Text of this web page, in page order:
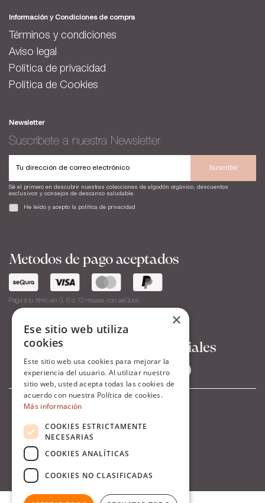
Información y Condiciones de compra
Términos y condiciones
Aviso legal
Política de privacidad
Política de Cookies
Newsletter
Suscríbete a nuestra Newsletter
Suscribir
Sé el primero en descubrir nuestras colecciones de algodón orgánico, descuentos
exclusivos y consejos de descanso saludable.
He leído y acepto la política de privacidad
Metodos de pago aceptados
Paga a tu ritmo en 3, 6 o 12 meses con seQura.
Síguenos en Redes Sociales
×
Ese sitio web utiliza
cookies
Este sitio web usa cookies para mejorar la
experiencia del usuario. Al utilizar nuestro
sitio web, usted acepta todas las cookies de
acuerdo con nuestra Política de cookies.
Más información
COOKIES ESTRICTAMENTE
NECESARIAS
COOKIES ANALÍTICAS
COOKIES NO CLASIFICADAS